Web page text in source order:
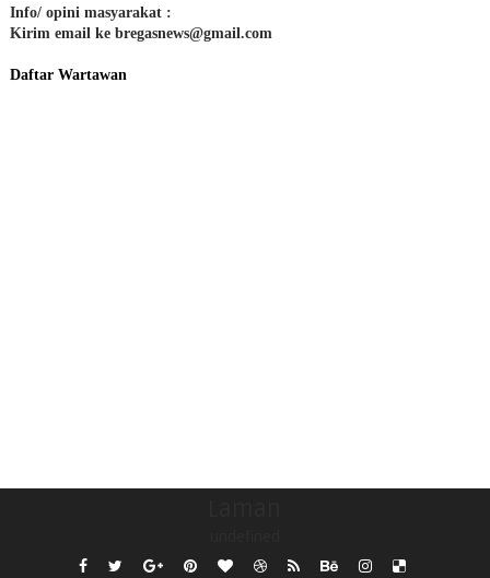
Info/ opini masyarakat :
Kirim email ke bregasnews@gmail.com
Daftar Wartawan